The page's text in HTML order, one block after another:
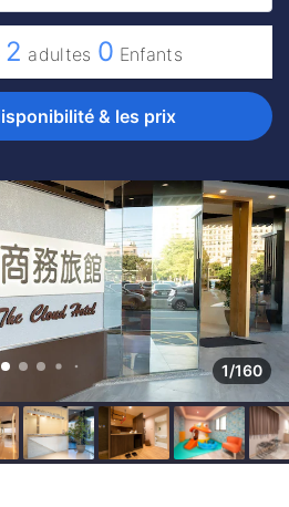
2 adultes 0 Enfants
& les prix
1/160
par étoile